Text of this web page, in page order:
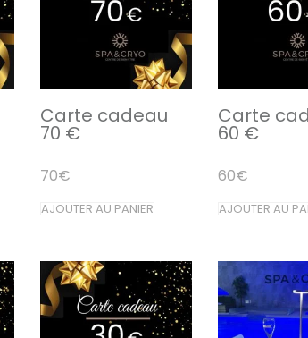
Carte cadeau
70 €
70€
AJOUTER AU PANIER
Carte
60 €
60€
AJOUTER AU